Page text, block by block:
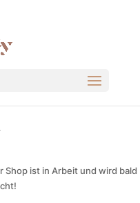
Shop ist in Arbeit und wird bald